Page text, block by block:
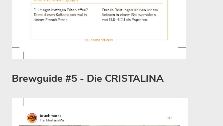
Brewguide #5 - Die CRISTALINA